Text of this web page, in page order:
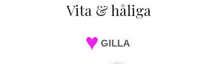
Vita & håliga
GILLA